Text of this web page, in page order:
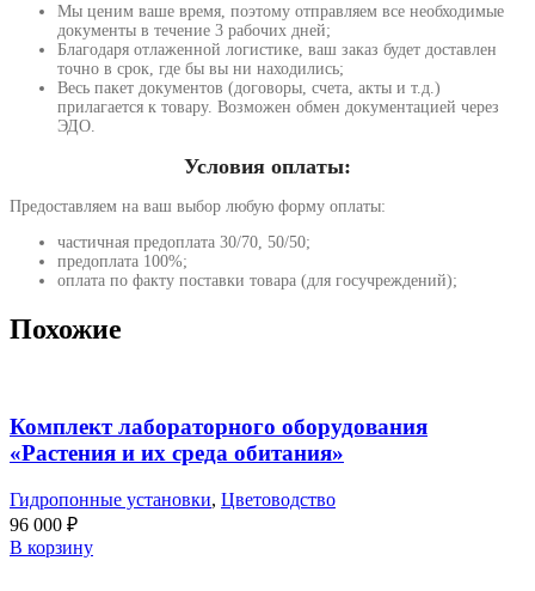
Мы ценим ваше время, поэтому отправляем все необходимые
документы в течение 3 рабочих дней;
Благодаря отлаженной логистике, ваш заказ будет доставлен
точно в срок, где бы вы ни находились;
Весь пакет документов (договоры, счета, акты и т.д.)
прилагается к товару. Возможен обмен документацией через
ЭДО.
Условия оплаты:
Предоставляем на ваш выбор любую форму оплаты:
частичная предоплата 30/70, 50/50;
предоплата 100%;
оплата по факту поставки товара (для госучреждений);
Похожие
Комплект лабораторного оборудования
«Растения и их среда обитания»
Гидропонные установки, Цветоводство
96 000 ₽
В корзину